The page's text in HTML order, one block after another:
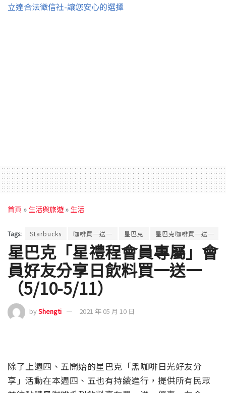
立達合法徵信社-讓您安心的選擇
首頁 » 生活與旅遊 » 生活
Tags: Starbucks 咖啡買一送一 星巴克 星巴克咖啡買一送一
星巴克「星禮程會員專屬」會
員好友分享日飲料買一送一
（5/10-5/11）
byShengti 2021 年 05 月 10 日
除了上週四、五開始的星巴克「黑咖啡日光好友分
享」活動在本週四、五也有持續進行，提供所有民眾